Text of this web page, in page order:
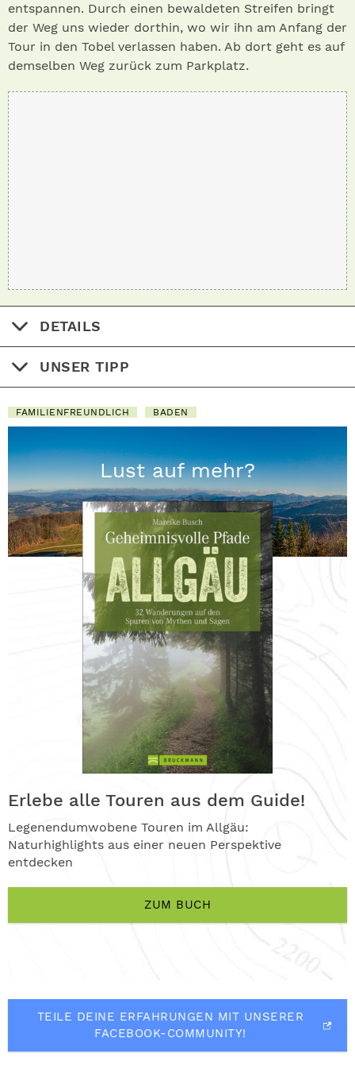
entspannen. Durch einen bewaldeten Streifen bringt
der Weg uns wieder dorthin, wo wir ihn am Anfang der
Tour in den Tobel verlassen haben. Ab dort geht es auf
demselben Weg zurück zum Parkplatz.
DETAILS
UNSER TIPP
FAMILIENFREUNDLICH BADEN
Lust auf mehr?
Erlebe alle Touren aus dem Guide!
Legenendumwobene Touren im Allgäu:
Naturhighlights aus einer neuen Perspektive
entdecken
ZUM BUCH
TEILE DEINE ERFAHRUNGEN MIT UNSERER
FACEBOOK-COMMUNITY!